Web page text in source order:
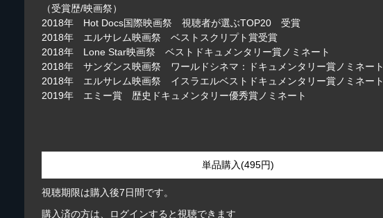
（受賞歴/映画祭）
2018年 Hot Docs国際映画祭 視聴者が選ぶTOP20 受賞
2018年 エルサレム映画祭 ベストスクリプト賞受賞
2018年 Lone Star映画祭 ベストドキュメンタリー賞ノミネート
2018年 サンダンス映画祭 ワールドシネマ：ドキュメンタリー賞ノミネート
2018年 エルサレム映画祭 イスラエルベストドキュメンタリー賞ノミネート
2019年 エミー賞 歴史ドキュメンタリー優秀賞ノミネート
単品購入(495円)
視聴期限は購入後7日間です。
購入済の方は、ログインすると視聴できます